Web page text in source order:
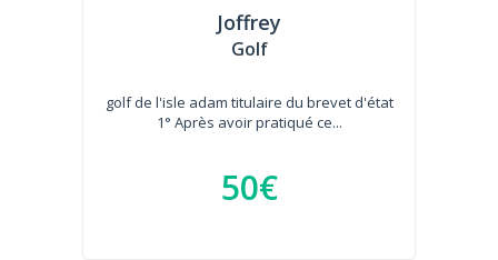
Joffrey
Golf
golf de l'isle adam titulaire du brevet d'état
1° Après avoir pratiqué ce...
50€